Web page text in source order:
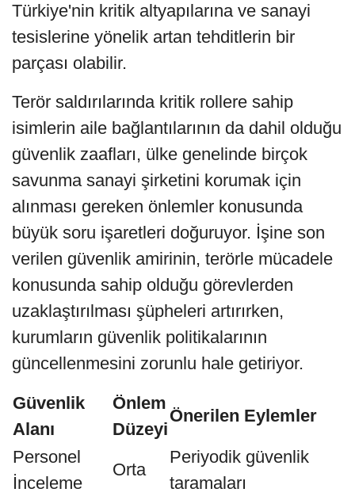
Türkiye'nin kritik altyapılarına ve sanayi
tesislerine yönelik artan tehditlerin bir
parçası olabilir.
Terör saldırılarında kritik rollere sahip
isimlerin aile bağlantılarının da dahil olduğu
güvenlik zaafları, ülke genelinde birçok
savunma sanayi şirketini korumak için
alınması gereken önlemler konusunda
büyük soru işaretleri doğuruyor. İşine son
verilen güvenlik amirinin, terörle mücadele
konusunda sahip olduğu görevlerden
uzaklaştırılması şüpheleri artırırken,
kurumların güvenlik politikalarının
güncellenmesini zorunlu hale getiriyor.
Güvenlik
Alanı
Önlem
Düzeyi
Önerilen Eylemler
Personel
İnceleme
Orta
Periyodik güvenlik
taramaları